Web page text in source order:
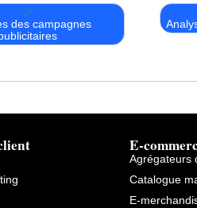
des campagnes
E-
Agrégateurs
Catalogue
E-